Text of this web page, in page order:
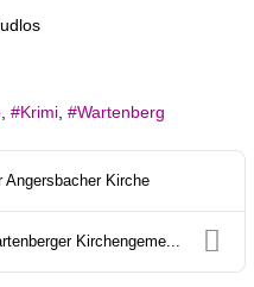
Krimi Wartenberg
Angersbacher Kirche
Kirchengeme...